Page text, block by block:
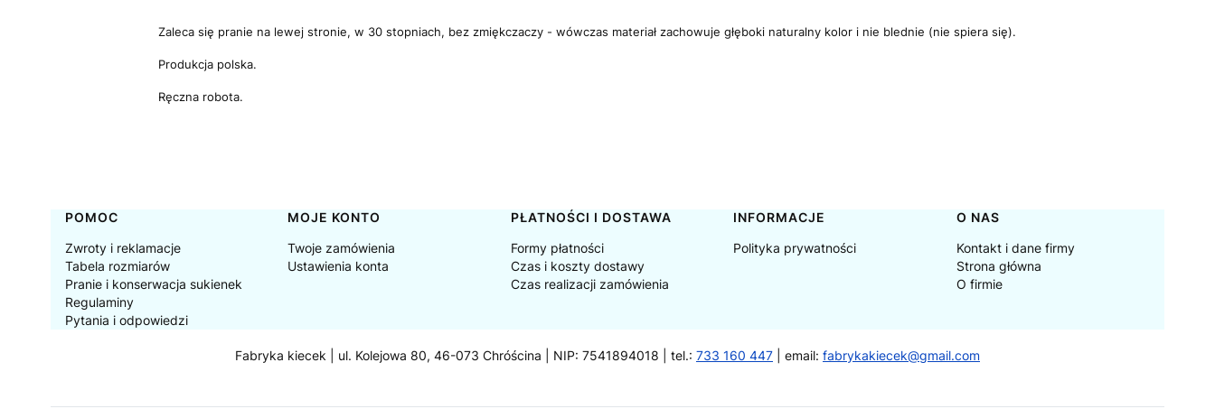
Zaleca się pranie na lewej stronie, w 30 stopniach, bez zmiękczaczy - wówczas materiał zachowuje głęboki naturalny kolor i nie blednie (nie spiera się).
Produkcja polska.
Ręczna robota.
Linki w stopce
POMOC
Zwroty i reklamacje
Tabela rozmiarów
Pranie i konserwacja sukienek
Regulaminy
Pytania i odpowiedzi
MOJE KONTO
Twoje zamówienia
Ustawienia konta
PŁATNOŚCI I DOSTAWA
Formy płatności
Czas i koszty dostawy
Czas realizacji zamówienia
INFORMACJE
Polityka prywatności
O NAS
Kontakt i dane firmy
Strona główna
O firmie
Fabryka kiecek | ul. Kolejowa 80, 46-073 Chróścina | NIP: 7541894018 | tel.: 733 160 447 | email: fabrykakiecek@gmail.com